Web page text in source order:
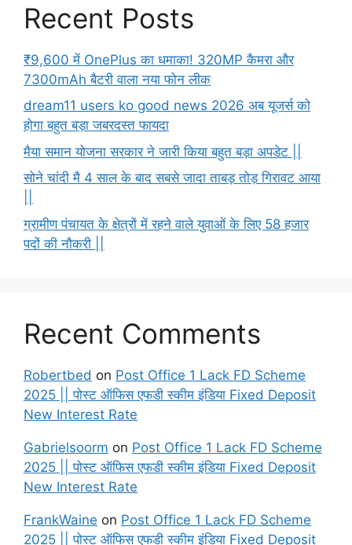
Recent Posts
₹9,600 में OnePlus का धमाका! 320MP कैमरा और
7300mAh बैटरी वाला नया फोन लीक
dream11 users ko good news 2026 अब यूजर्स को
होगा बहुत बड़ा जबरदस्त फायदा
मैया समान योजना सरकार ने जारी किया बहुत बड़ा अपडेट ||
सोने चांदी मै 4 साल के बाद सबसे जादा ताबड़ तोड़ गिरावट आया
ग्रामीण पंचायत के क्षेत्रों में रहने वाले युवाओं के लिए 58 हजार
पदों की नौकरी ||
Recent Comments
Robertbed on Post Office 1 Lack FD Scheme
2025 || पोस्ट ऑफिस एफडी स्कीम इंडिया Fixed Deposit
New Interest Rate
Gabrielsoorm on Post Office 1 Lack FD Scheme
2025 || पोस्ट ऑफिस एफडी स्कीम इंडिया Fixed Deposit
New Interest Rate
FrankWaine on Post Office 1 Lack FD Scheme
2025 || पोस्ट ऑफिस एफडी स्कीम इंडिया Fixed Deposit